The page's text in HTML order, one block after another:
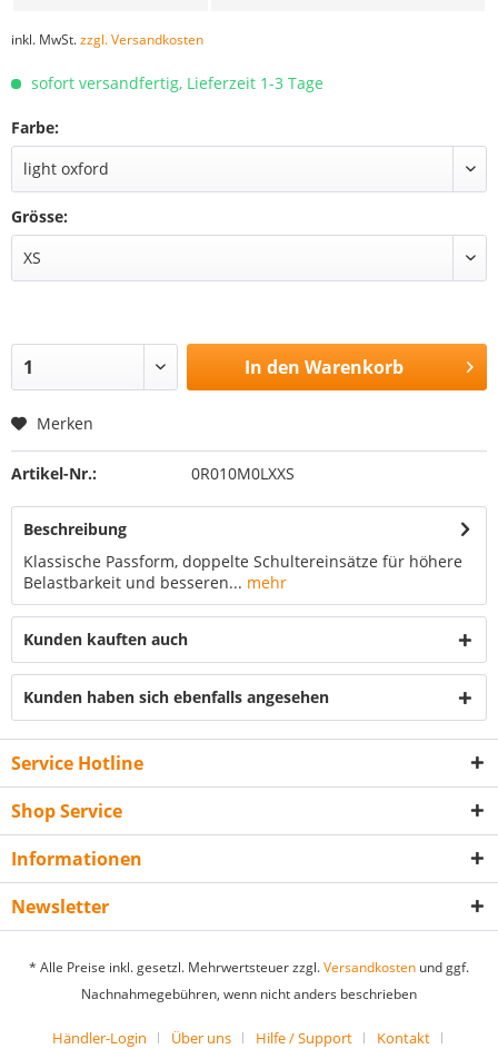
inkl. MwSt.zzgl. Versandkosten
sofort versandfertig, Lieferzeit 1-3 Tage
Farbe:
Grösse:
In den Warenkorb
Merken
Artikel-Nr.: 0R010M0LXXS
Beschreibung
Klassische Passform, doppelte Schultereinsätze für höhere
Belastbarkeit und besseren... mehr
Kunden kauften auch
Kunden haben sich ebenfalls angesehen
Service Hotline
Shop Service
Informationen
Newsletter
* Alle Preise inkl. gesetzl. Mehrwertsteuer zzgl.Versandkosten und ggf.
Nachnahmegebühren, wenn nicht anders beschrieben
Händler-Login Über uns Hilfe / Support Kontakt